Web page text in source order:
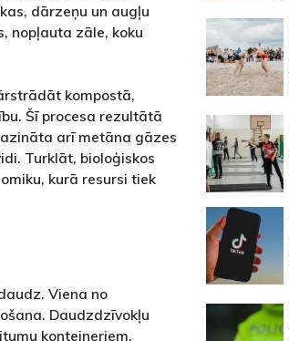
dārzeņu un augļu
nopļauta zāle, koku
kompostā,
Šī procesa rezultātā
arī metāna gāzes
Turklāt, bioloģiskos
kurā resursi tiek
Viena no
Daudzdzīvokļu
konteineriem,